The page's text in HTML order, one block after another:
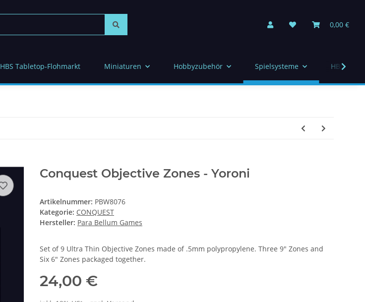
0,00 €
HBS Tabletop-Flohmarkt Miniaturen Hobbyzubehör Spielsysteme HBS
Conquest Objective Zones - Yoroni
Artikelnummer: PBW8076
Kategorie: CONQUEST
Hersteller: Para Bellum Games
Set of 9 Ultra Thin Objective Zones made of .5mm polypropylene. Three 9" Zones and
Six 6" Zones packaged together.
24,00 €